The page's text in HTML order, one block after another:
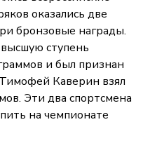
оказались две
бронзовые награды.
ступень
и был признан
Каверин взял
Эти два спортсмена
на чемпионате